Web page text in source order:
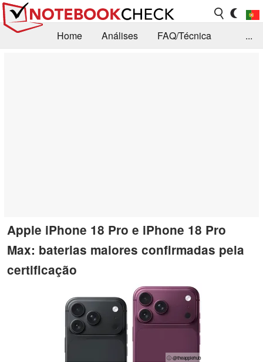
Home Análises
FAQ/Técnica
...
Apple iPhone 18 Pro e iPhone 18 Pro
Max: baterias maiores confirmadas pela
certificação
ⓘ @theapplehub